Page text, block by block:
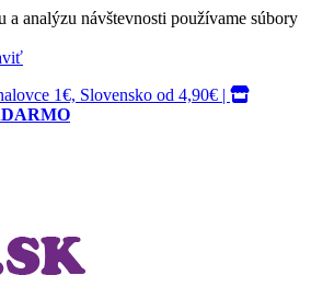
a analýzu návštevnosti používame súbory
1€, Slovensko od 4,90€ |